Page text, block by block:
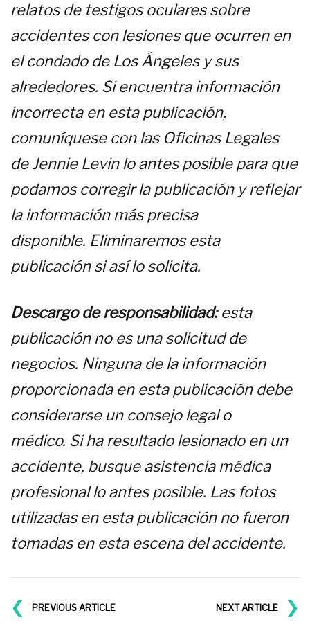
relatos de testigos oculares sobre
accidentes con lesiones que ocurren en
el condado de Los Ángeles y sus
alrededores. Si encuentra información
incorrecta en esta publicación,
comuníquese con las Oficinas Legales
de Jennie Levin lo antes posible para que
podamos corregir la publicación y reflejar
la información más precisa
disponible. Eliminaremos esta
publicación si así lo solicita.
Descargo de responsabilidad:esta
publicación no es una solicitud de
negocios. Ninguna de la información
proporcionada en esta publicación debe
considerarse un consejo legal o
médico. Si ha resultado lesionado en un
accidente, busque asistencia médica
profesional lo antes posible. Las fotos
utilizadas en esta publicación no fueron
tomadas en esta escena del accidente.
PREVIOUS ARTICLE
❮ NEXT ARTICLE ❯